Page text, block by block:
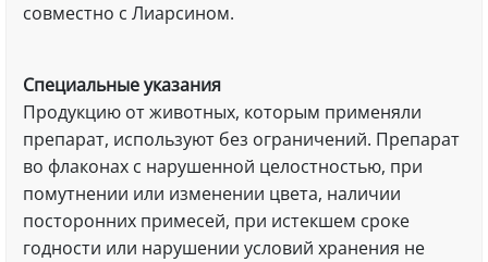
совместно с Лиарсином.
Специальные указания
Продукцию от животных, которым применяли
препарат, используют без ограничений. Препарат
во флаконах с нарушенной целостностью, при
помутнении или изменении цвета, наличии
посторонних примесей, при истекшем сроке
годности или нарушении условий хранения не